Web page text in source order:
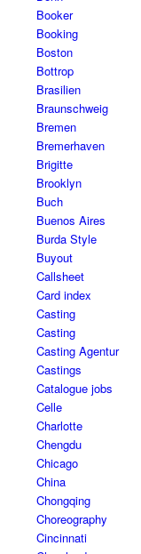
Booker
Booking
Boston
Bottrop
Brasilien
Braunschweig
Bremen
Bremerhaven
Brigitte
Brooklyn
Buch
Buenos Aires
Burda Style
Buyout
Callsheet
Card index
Casting
Casting
Casting Agentur
Castings
Catalogue jobs
Celle
Charlotte
Chengdu
Chicago
China
Chongqing
Choreography
Cincinnati